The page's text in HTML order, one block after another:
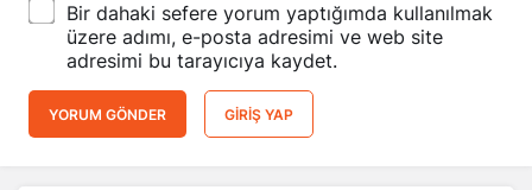
Bir dahaki sefere yorum yaptığımda kullanılmak
üzere adımı, e-posta adresimi ve web site
adresimi bu tarayıcıya kaydet.
YORUM GÖNDER GIRIŞ YAP